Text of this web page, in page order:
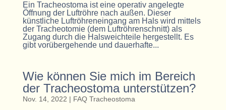
Ein Tracheostoma ist eine operativ angelegte
Öffnung der Luftröhre nach außen. Dieser
künstliche Luftröhreneingang am Hals wird mittels
der Tracheotomie (dem Luftröhrenschnitt) als
Zugang durch die Halsweichteile hergestellt. Es
gibt vorübergehende und dauerhafte...
Wie können Sie mich im Bereich
der Tracheostoma unterstützen?
Nov. 14, 2022 | FAQ Tracheostoma